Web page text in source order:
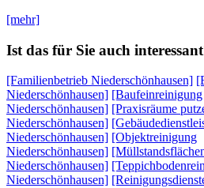
[mehr]
Ist das für Sie auch
[Familienbetrieb Niederschönhausen]
Niederschönhausen] [Baufeinreinigung
Niederschönhausen] [Praxisräume
Niederschönhausen]
Niederschönhausen] [Objektreinigung
Niederschönhausen]
Niederschönhausen]
Niederschönhausen]